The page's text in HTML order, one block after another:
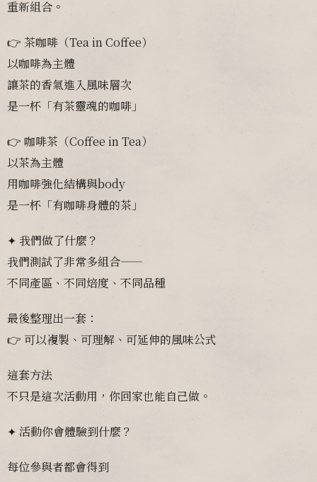
重新組合。
👉 茶咖啡（Tea in Coffee）
以咖啡為主體
讓茶的香氣進入風味層次
是一杯「有茶靈魂的咖啡」
👉 咖啡茶（Coffee in Tea）
以茶為主體
用咖啡強化結構與body
是一杯「有咖啡身體的茶」
✦ 我們做了什麼？
我們測試了非常多組合——
不同產區、不同焙度、不同品種
最後整理出一套：
👉 可以複製、可理解、可延伸的風味公式
這套方法
不只是這次活動用，你回家也能自己做。
✦ 活動你會體驗到什麼？
每位參與者都會得到